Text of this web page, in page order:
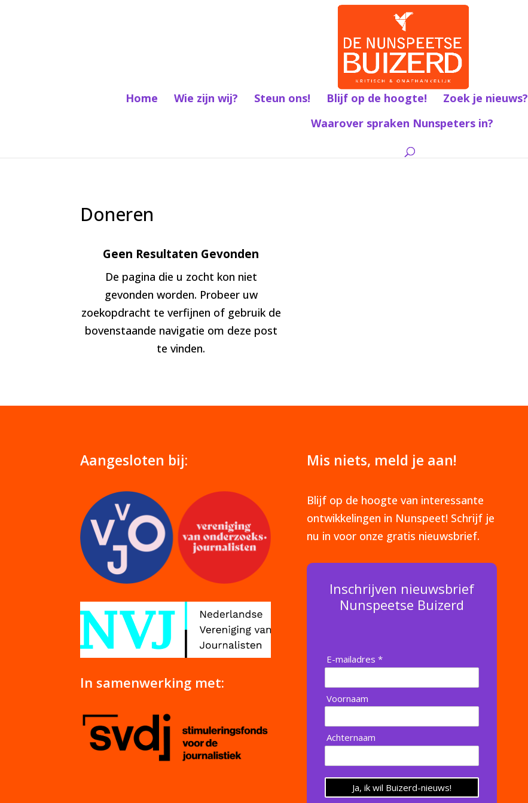
Home Wie zijn wij? Steun ons! Blijf op de hoogte! Zoek je nieuws?
Waarover spraken Nunspeters in?
Doneren
Geen Resultaten Gevonden
De pagina die u zocht kon niet
gevonden worden. Probeer uw
zoekopdracht te verfijnen of gebruik de
bovenstaande navigatie om deze post
te vinden.
Aangesloten bij:
In samenwerking met:
Mis niets, meld je aan!
Blijf op de hoogte van interessante
ontwikkelingen in Nunspeet! Schrijf je
nu in voor onze gratis nieuwsbrief.
Inschrijven nieuwsbrief
Nunspeetse Buizerd
E-mailadres *
Voornaam
Achternaam
Ja, ik wil Buizerd-nieuws!